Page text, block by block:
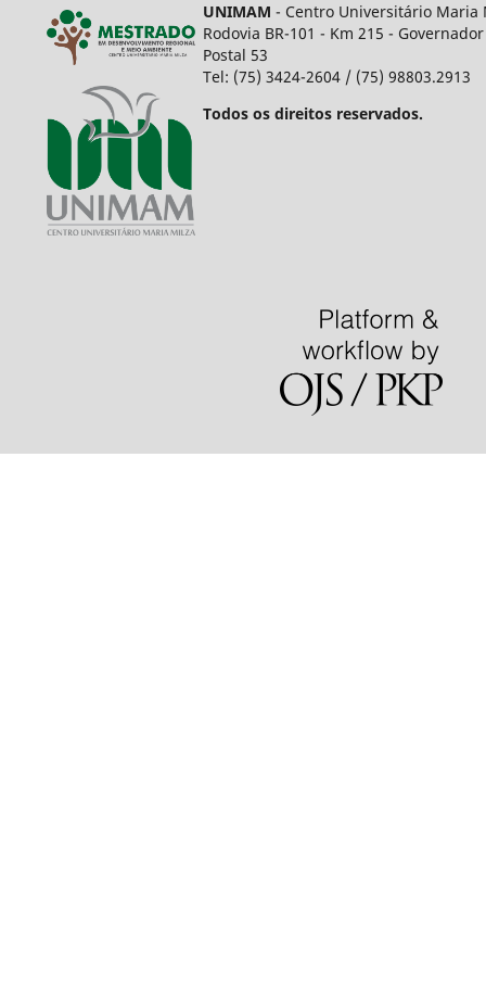
UNIMAM - Centro Universitário Maria
Rodovia BR-101 - Km 215 -
Postal 53
Tel: (75) 3424-2604 / (75) 98803.2913
Todos os direitos reservados.